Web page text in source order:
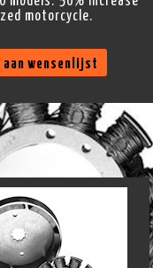
motorcycle.
aan wensenlijst